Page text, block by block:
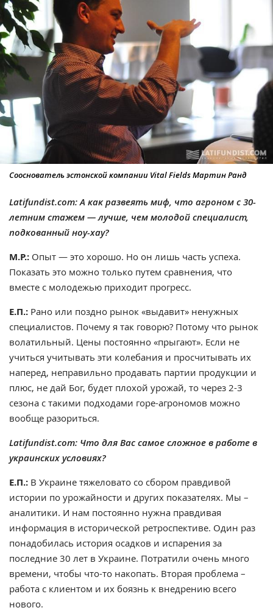
Сооснователь эстонской компании Vital Fields Мартин Ранд
Latifundist.com: А как развеять миф, что агроном с 30-
летним стажем — лучше, чем молодой специалист,
подкованный ноу-хау?
М.Р.: Опыт — это хорошо. Но он лишь часть успеха.
Показать это можно только путем сравнения, что
вместе с молодежью приходит прогресс.
Е.П.: Рано или поздно рынок «выдавит» ненужных
специалистов. Почему я так говорю? Потому что рынок
волатильный. Цены постоянно «прыгают». Если не
учиться учитывать эти колебания и просчитывать их
наперед, неправильно продавать партии продукции и
плюс, не дай Бог, будет плохой урожай, то через 2-3
сезона с такими подходами горе-агрономов можно
вообще разориться.
Latifundist.com: Что для Вас самое сложное в работе в
украинских условиях?
Е.П.: В Украине тяжеловато со сбором правдивой
истории по урожайности и других показателях. Мы –
аналитики. И нам постоянно нужна правдивая
информация в исторической ретроспективе. Один раз
понадобилась история осадков и испарения за
последние 30 лет в Украине. Потратили очень много
времени, чтобы что-то накопать. Вторая проблема –
работа с клиентом и их боязнь к внедрению всего
нового.